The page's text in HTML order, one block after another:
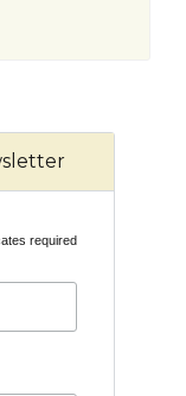
required